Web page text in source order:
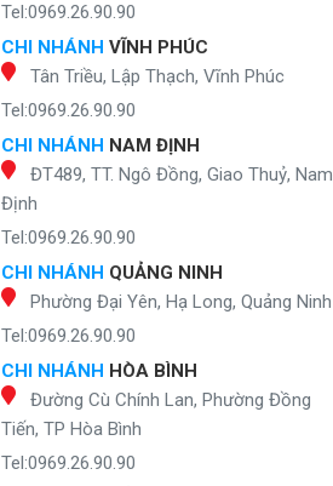
Tel:0969.26.90.90
CHI NHÁNH VĨNH PHÚC
Tân Triều, Lập Thạch, Vĩnh Phúc
Tel:0969.26.90.90
CHI NHÁNH NAM ĐỊNH
ĐT489, TT. Ngô Đồng, Giao Thuỷ, Nam
Định
Tel:0969.26.90.90
CHI NHÁNH QUẢNG NINH
Phường Đại Yên, Hạ Long, Quảng Ninh
Tel:0969.26.90.90
CHI NHÁNH HÒA BÌNH
Đường Cù Chính Lan, Phường Đồng
Tiến, TP Hòa Bình
Tel:0969.26.90.90